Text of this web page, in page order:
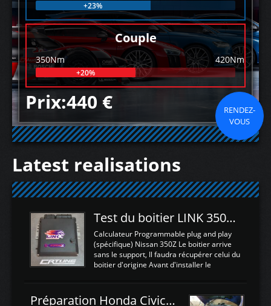
+23%
Couple
350Nm 420Nm
+20%
Prix:440 €
RENDEZ-
VOUS
Latest realisations
Test du boitier LINK 350Z Plugin ECU
Calculateur Programmable plug and play
(spécifique) Nissan 350Z Le boitier arrive
sans le support, Il faudra récupérer celui du
boitier d'origine Avant d'installer le
d'envoyer l'information de la large bande
Préparation Honda Civic Type R FK2